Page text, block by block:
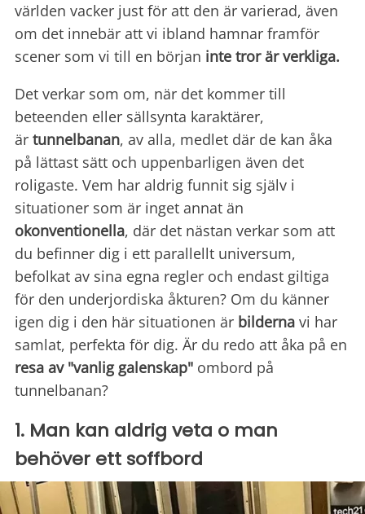
världen vacker just för att den är varierad, även
om det innebär att vi ibland hamnar framför
scener som vi till en början inte tror är verkliga.
Det verkar som om, när det kommer till
beteenden eller sällsynta karaktärer,
är tunnelbanan, av alla, medlet där de kan åka
på lättast sätt och uppenbarligen även det
roligaste. Vem har aldrig funnit sig själv i
situationer som är inget annat än
okonventionella, där det nästan verkar som att
du befinner dig i ett parallellt universum,
befolkat av sina egna regler och endast giltiga
för den underjordiska åkturen? Om du känner
igen dig i den här situationen är bilderna vi har
samlat, perfekta för dig. Är du redo att åka på en
resa av "vanlig galenskap" ombord på
tunnelbanan?
1. Man kan aldrig veta o man
behöver ett soffbord